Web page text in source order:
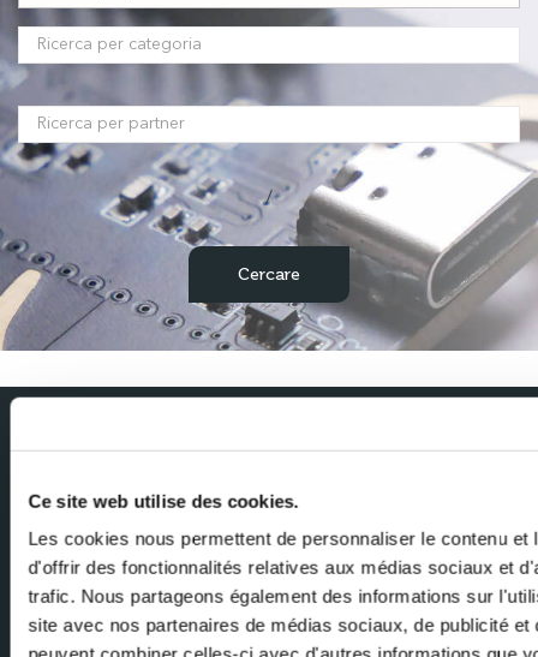
Ce site web utilise des cookies.
Les cookies nous permettent de personnaliser le contenu et
d'offrir des fonctionnalités relatives aux médias sociaux et
trafic. Nous partageons également des informations sur
site avec nos partenaires de médias sociaux, de publicité et
/
Ricevi le ultime notizie da Milexia direttamente nella tua casella di